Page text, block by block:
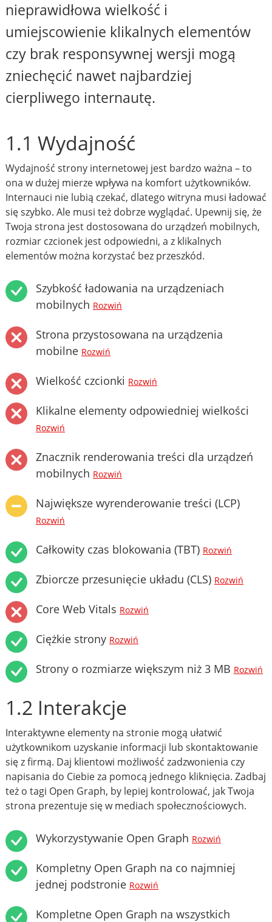
nieprawidłowa wielkość i
umiejscowienie klikalnych elementów
czy brak responsywnej wersji mogą
zniechęcić nawet najbardziej
cierpliwego internautę.
1.1 Wydajność
Wydajność strony internetowej jest bardzo ważna – to
ona w dużej mierze wpływa na komfort użytkowników.
Internauci nie lubią czekać, dlatego witryna musi ładować
się szybko. Ale musi też dobrze wyglądać. Upewnij się, że
Twoja strona jest dostosowana do urządzeń mobilnych,
rozmiar czcionek jest odpowiedni, a z klikalnych
elementów można korzystać bez przeszkód.
Szybkość ładowania na urządzeniach
mobilnych Rozwiń
Strona przystosowana na urządzenia
mobilne Rozwiń
Wielkość czcionki Rozwiń
Klikalne elementy odpowiedniej wielkości
Rozwiń
Znacznik renderowania treści dla urządzeń
mobilnych Rozwiń
Największe wyrenderowanie treści (LCP)
Rozwiń
Całkowity czas blokowania (TBT) Rozwiń
Zbiorcze przesunięcie układu (CLS) Rozwiń
Core Web Vitals Rozwiń
Ciężkie strony Rozwiń
Strony o rozmiarze większym niż 3 MB Rozwiń
1.2 Interakcje
Interaktywne elementy na stronie mogą ułatwić
użytkownikom uzyskanie informacji lub skontaktowanie
się z firmą. Daj klientowi możliwość zadzwonienia czy
napisania do Ciebie za pomocą jednego kliknięcia. Zadbaj
też o tagi Open Graph, by lepiej kontrolować, jak Twoja
strona prezentuje się w mediach społecznościowych.
Wykorzystywanie Open Graph Rozwiń
Kompletny Open Graph na co najmniej
jednej podstronie Rozwiń
Kompletne Open Graph na wszystkich